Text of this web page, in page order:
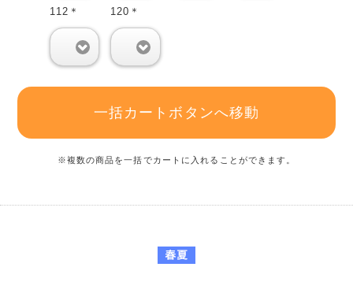
112＊ 120＊
一括カートボタンへ移動
※複数の商品を一括でカートに入れることができます。